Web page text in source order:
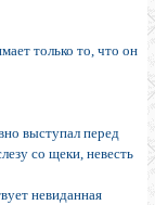
только то, что он
выступал перед
со щеки, невесть
невиданная